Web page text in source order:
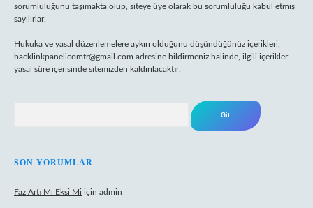
sorumluluğunu taşımakta olup, siteye üye olarak bu sorumluluğu kabul etmiş
sayılırlar.
Hukuka ve yasal düzenlemelere aykırı olduğunu düşündüğünüz içerikleri,
backlinkpanelicomtr@gmail.com adresine bildirmeniz halinde, ilgili içerikler
yasal süre içerisinde sitemizden kaldırılacaktır.
SON YORUMLAR
Faz Artı Mı Eksi Mi için admin